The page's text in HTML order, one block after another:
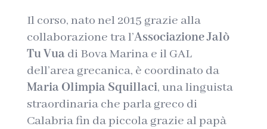
Il corso, nato nel 2015 grazie alla
collaborazione tra l’Associazione Jalò
Tu Vuadi Bova Marina e il GAL
dell’area grecanica, è coordinato da
Maria Olimpia Squillaci, una linguista
straordinaria che parla greco di
Calabria fin da piccola grazie al papà